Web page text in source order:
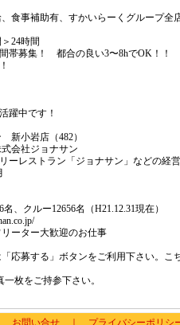
食事補助有、すかいらーくグループ全
24時間
帯募集！ 都合の良い3〜8hでOK！！
躍中です！
新小岩店（482）
会社ジョナサン
ーレストラン「ジョナサン」などの経営
名、クルー12656名（H21.12.31現在）
ーター大歓迎のお仕事
応募する」ボタンをご利用下さい。こ
枚をご持参下さい。
お問い合せ｜ プライバシーポリシ